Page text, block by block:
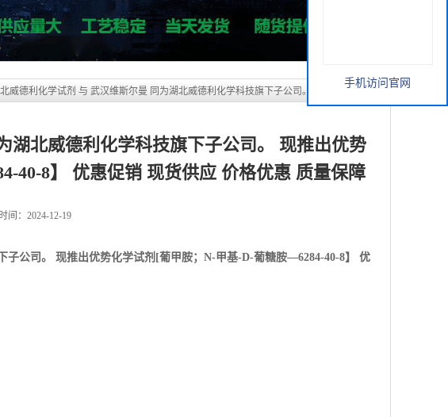
威德利化学试剂 与 武汉维斯尔曼 同为湖北威德利化学科技旗下子公司。 现推出优势化学
湖北威德利化学科技旗下子公司。 现推出优势
40-8】 优惠促销 现货供应 价格优惠 质量保障
间：2024-12-19
子公司。 现推出优势化学试剂[葡甲胺；N-甲基-D-葡糖胺—6284-40-8】 优
手机访问官网